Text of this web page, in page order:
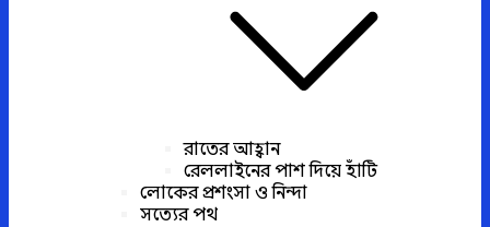
রাতের আহ্বান
রেললাইনের পাশ দিয়ে হাঁটি
লোকের প্রশংসা ও নিন্দা
সত্যের পথ